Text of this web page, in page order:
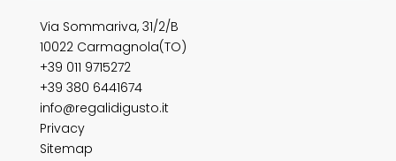
Via Sommariva, 31/2/B
10022 Carmagnola(TO)
+39 011 9715272
+39 380 6441674
info@regalidigusto.it
Privacy
Sitemap